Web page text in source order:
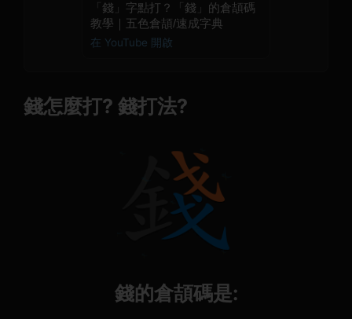
「錢」字點打？「錢」的倉頡碼
教學｜五色倉頡/速成字典
在 YouTube 開啟
錢怎麼打? 錢打法?
錢的倉頡碼是: